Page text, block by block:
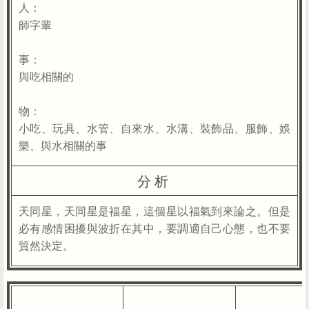
人：
師字輩
事：
與吃相關的
物：
小吃、玩具、水管、自來水、水溝、裝飾品、服飾、娛
樂、與水相關的事
分析
天同星，天同星是福星，這個星以福氣到來論之。但是
必有感情困擾與波折在其中，要調適自己心態，也不要
貿然決定。